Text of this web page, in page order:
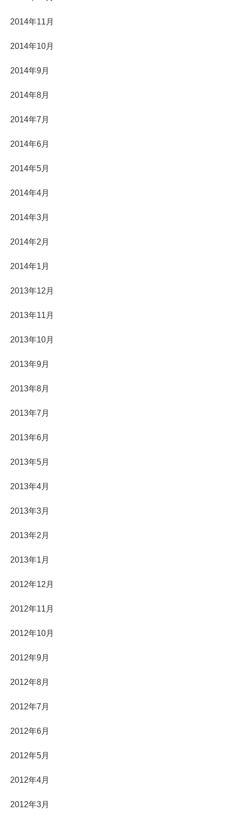
2014年11月
2014年10月
2014年9月
2014年8月
2014年7月
2014年6月
2014年5月
2014年4月
2014年3月
2014年2月
2014年1月
2013年12月
2013年11月
2013年10月
2013年9月
2013年8月
2013年7月
2013年6月
2013年5月
2013年4月
2013年3月
2013年2月
2013年1月
2012年12月
2012年11月
2012年10月
2012年9月
2012年8月
2012年7月
2012年6月
2012年5月
2012年4月
2012年3月